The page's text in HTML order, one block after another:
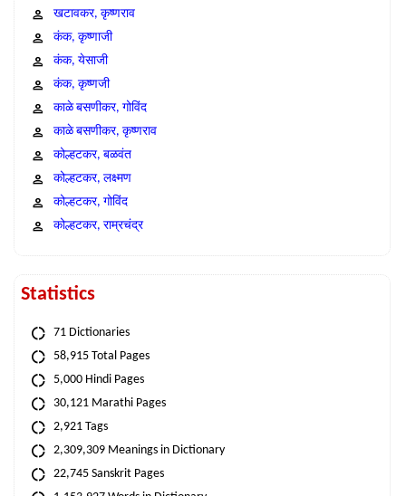
खटावकर, कृष्णराव
कंक, कृष्णाजी
कंक, येसाजी
कंक, कृष्णजी
काळे बसणीकर, गोविंद
काळे बसणीकर, कृष्णराव
कोल्हटकर, बळवंत
कोल्हटकर, लक्ष्मण
कोल्हटकर, गोविंद
कोल्हटकर, राम्रचंद्र
Statistics
71 Dictionaries
58,915 Total Pages
5,000 Hindi Pages
30,121 Marathi Pages
2,921 Tags
2,309,309 Meanings in Dictionary
22,745 Sanskrit Pages